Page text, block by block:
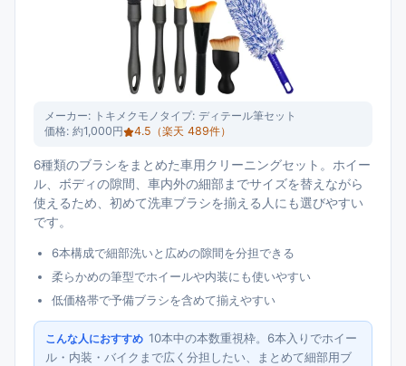
メーカー: トキメクモノ タイプ: ディテール筆セット
価格: 約1,000円 4.5 （楽天 489件）
6種類のブラシをまとめた車用クリーニングセット。ホイー
ル、ボディの隙間、車内外の細部までサイズを替えながら
使えるため、初めて洗車ブラシを揃える人にも選びやすい
です。
6本構成で細部洗いと広めの隙間を分担できる
柔らかめの筆型でホイールや内装にも使いやすい
低価格帯で予備ブラシを含めて揃えやすい
こんな人におすすめ 10本中の本数重視枠。6本入りでホイー
ル・内装・バイクまで広く分担したい、まとめて細部用ブ